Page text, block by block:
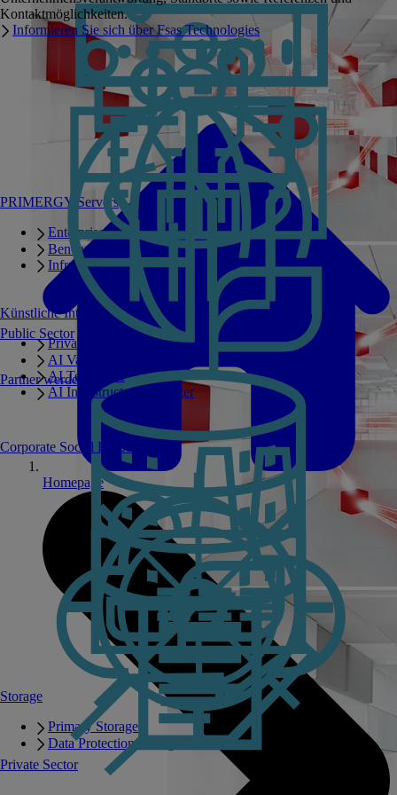
PRIMERGY Servers
Enterprise AI Server Portfolio
Benchmarks
Infrastructure Manager
Storage
Primary Storage
Data Protection Storage
Künstliche Intelligenz
Private GPT
AI Validated Designs
AI Test Drive
AI Infrastructure Manager
Public Sector
Private Sector
Partner werden
Kontaktmöglichkeiten.
Informieren Sie sich über Fsas Technologies
Corporate Social Responsibility
Homepage